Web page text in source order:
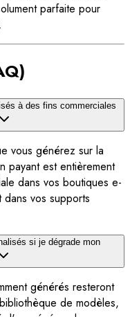
parfaite pour
à des fins commerciales
vous générez sur la
payant est entièrement
dans vos boutiques e-
vos supports
si je dégrade mon
générés resteront
de modèles,